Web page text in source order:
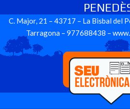
C. Major, 21 – 43717 – La Bisbal del
Tarragona – 977688438 –